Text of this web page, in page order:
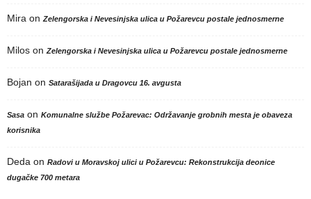
Mira on Zelengorska i Nevesinjska ulica u Požarevcu postale jednosmerne
Milos on Zelengorska i Nevesinjska ulica u Požarevcu postale jednosmerne
Bojan on Satarašijada u Dragovcu 16. avgusta
Sasa on Komunalne službe Požarevac: Održavanje grobnih mesta je obaveza
korisnika
Deda on Radovi u Moravskoj ulici u Požarevcu: Rekonstrukcija deonice
dugačke 700 metara